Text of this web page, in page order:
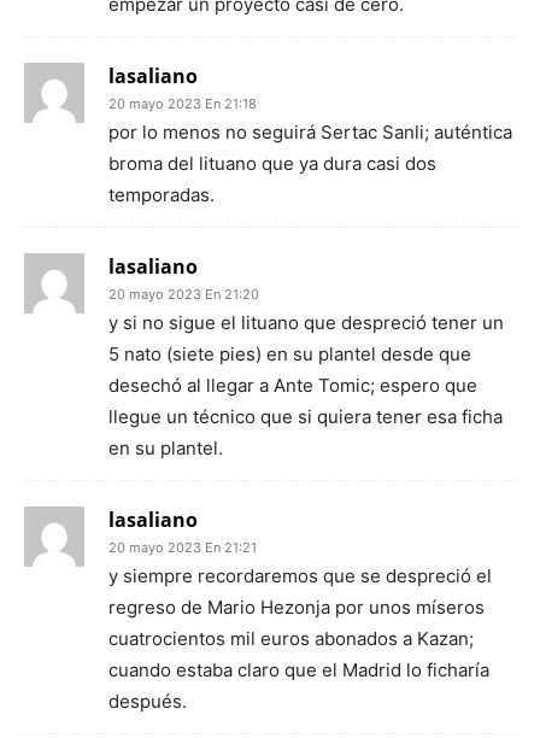
lasaliano
20 mayo 2023 En 21:18
por lo menos no seguirá Sertac Sanli; auténtica
broma del lituano que ya dura casi dos
temporadas.
lasaliano
20 mayo 2023 En 21:20
y si no sigue el lituano que despreció tener un
5 nato (siete pies) en su plantel desde que
desechó al llegar a Ante Tomic; espero que
llegue un técnico que si quiera tener esa ficha
en su plantel.
lasaliano
20 mayo 2023 En 21:21
y siempre recordaremos que se despreció el
regreso de Mario Hezonja por unos míseros
cuatrocientos mil euros abonados a Kazan;
cuando estaba claro que el Madrid lo ficharía
después.